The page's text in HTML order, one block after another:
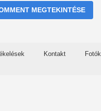
MEGTEKINTÉSE
Kontakt Fotók